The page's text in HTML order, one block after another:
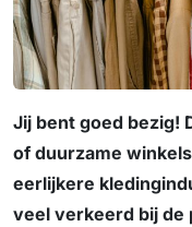
Jij bent goed bezig!
of duurzame
eerlijkere
veel verkeerd bij de